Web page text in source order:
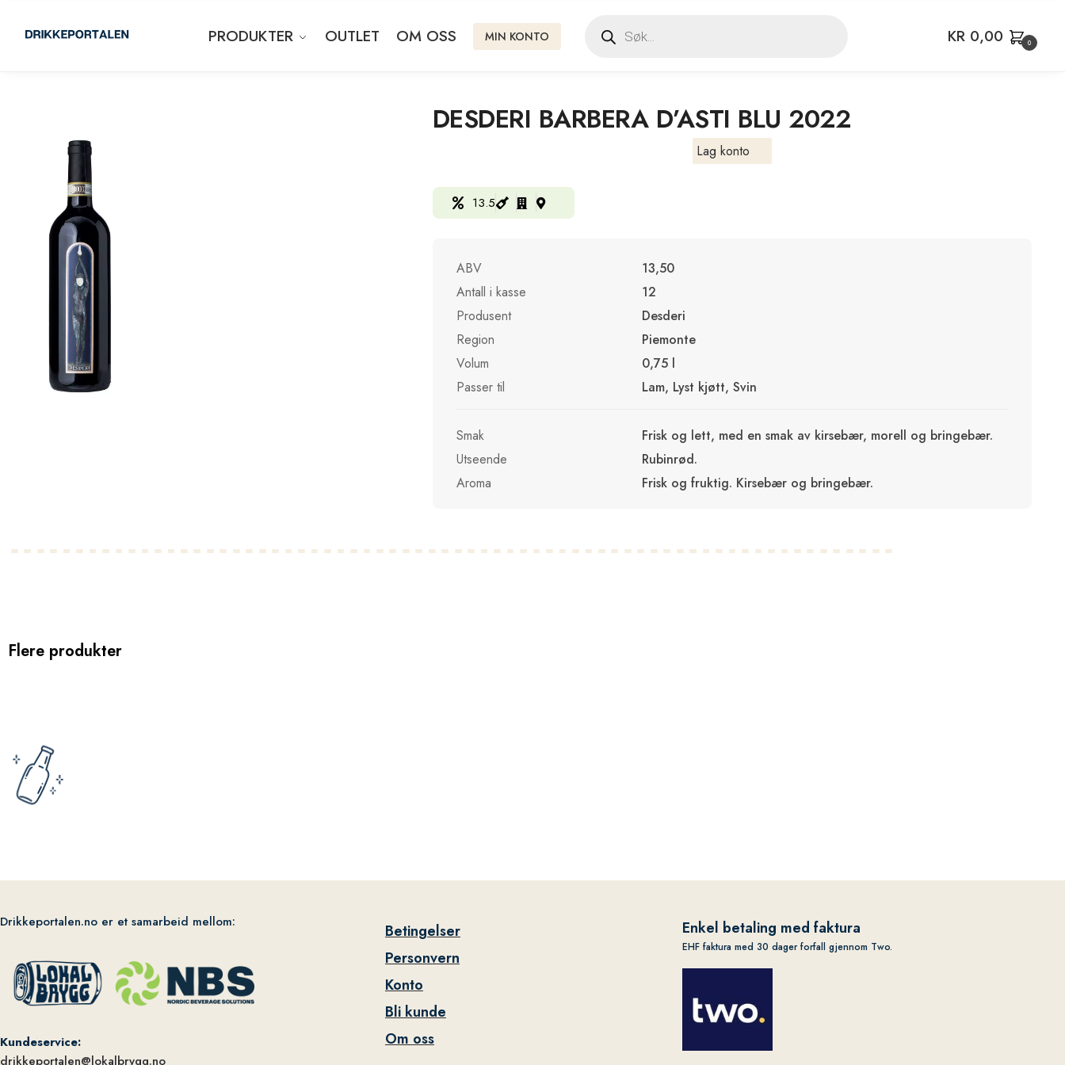
PRODUKTER OUTLET OM OSS MIN KONTO KR 0,00 0
DESDERI BARBERA D’ASTI BLU 2022
Lag konto
13.5
ABV
13,50
Antall i kasse
12
Produsent
Desderi
Region
Piemonte
Volum
0,75 l
Passer til
Lam, Lyst kjøtt, Svin
Smak
Frisk og lett, med en smak av kirsebær, morell og bringebær.
Utseende
Rubinrød.
Aroma
Frisk og fruktig. Kirsebær og bringebær.
Flere produkter
Drikkeportalen.no er et samarbeid mellom:
Kundeservice:
drikkeportalen@lokalbrygg.no
Betingelser
Personvern
Konto
Bli kunde
Om oss
Enkel betaling med faktura
EHF faktura med 30 dager forfall gjennom Two.